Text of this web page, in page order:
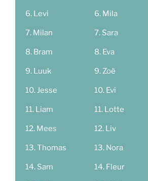
Levi
Milan
Bram
Luuk
Jesse
Liam
Mees
Thomas
Sam
Mila
Sara
Eva
Zoë
Evi
Lotte
Liv
Nora
Fleur